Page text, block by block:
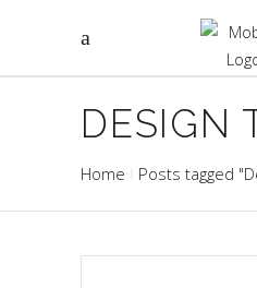
DESIGN
Home Posts tagged